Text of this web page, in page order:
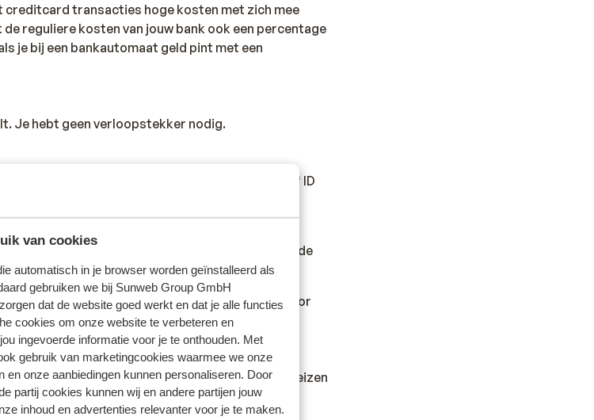
van cookies
automatisch in je browser worden geïnstalleerd als
gebruiken we bij Sunweb Group GmbH
dat de website goed werkt en dat je alle functies
cookies om onze website te verbeteren en
ingevoerde informatie voor je te onthouden. Met
gebruik van marketingcookies waarmee we onze
en onze aanbiedingen kunnen personaliseren. Door
partij cookies kunnen wij en andere partijen jouw
inhoud en advertenties relevanter voor je te maken.
transacties hoge kosten met zich mee
reguliere kosten van jouw bank ook een percentage
je bij een bankautomaat geld pint met een
Je hebt geen verloopstekker nodig.
een paspoort of identiteitsbewijs. Je paspoort of ID
als je in Turkije aankomt.
is het belangrijk om na te vragen of er andere
de ambassade van het land waar je heen wilt en de
eigen verantwoordelijkheid. Sunweb kan hiervoor
en andere gegevens over gezondheid en reizen
.